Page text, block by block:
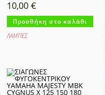
10,00 €
Προσθήκη στο καλάθι
ΛΑΜΠΕΣ